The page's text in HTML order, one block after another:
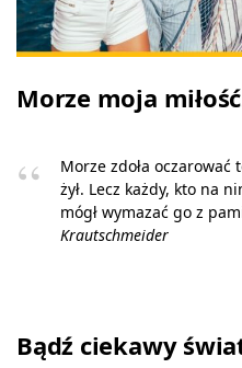
Morze moja
Morze zdoła
żył. Lecz każdy, kto na
mógł wymazać go z
Krautschmeider
Bądź ciekawy